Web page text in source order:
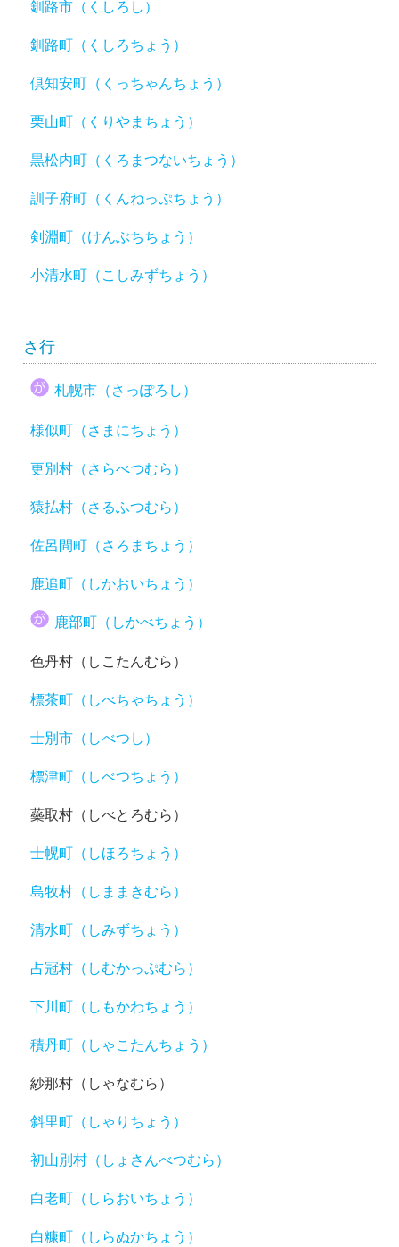
釧路市（くしろし）
釧路町（くしろちょう）
倶知安町（くっちゃんちょう）
栗山町（くりやまちょう）
黒松内町（くろまつないちょう）
訓子府町（くんねっぷちょう）
剣淵町（けんぶちちょう）
小清水町（こしみずちょう）
さ行
札幌市（さっぽろし）
様似町（さまにちょう）
更別村（さらべつむら）
猿払村（さるふつむら）
佐呂間町（さろまちょう）
鹿追町（しかおいちょう）
鹿部町（しかべちょう）
色丹村（しこたんむら）
標茶町（しべちゃちょう）
士別市（しべつし）
標津町（しべつちょう）
蘂取村（しべとろむら）
士幌町（しほろちょう）
島牧村（しままきむら）
清水町（しみずちょう）
占冠村（しむかっぷむら）
下川町（しもかわちょう）
積丹町（しゃこたんちょう）
紗那村（しゃなむら）
斜里町（しゃりちょう）
初山別村（しょさんべつむら）
白老町（しらおいちょう）
白糠町（しらぬかちょう）